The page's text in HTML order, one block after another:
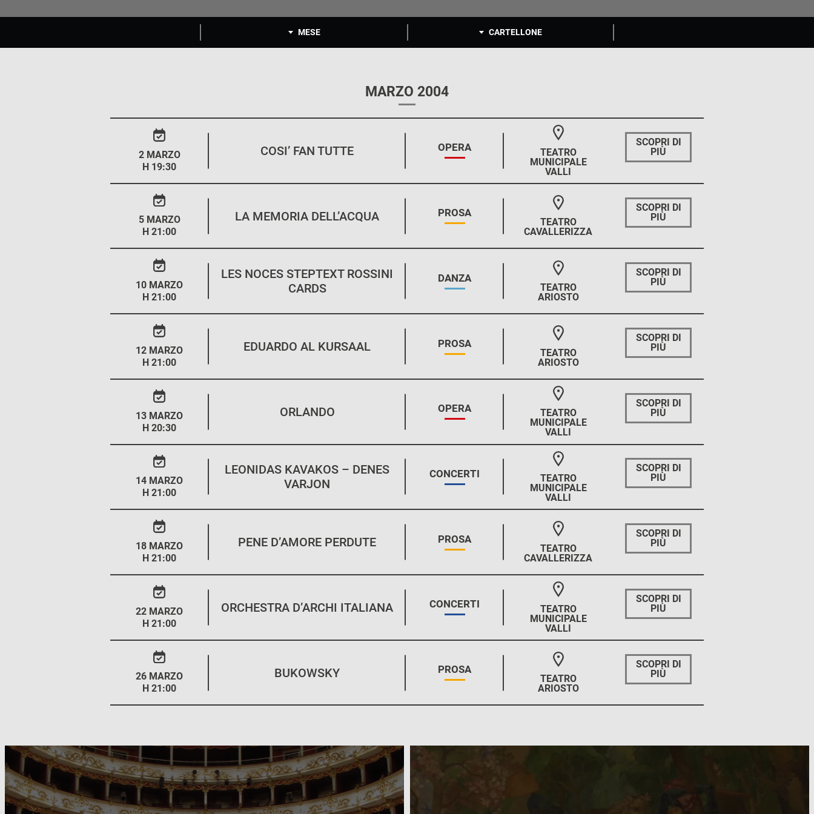
MESE CARTELLONE
MARZO 2004
2 MARZO
H 19:30
COSI’ FAN TUTTE STAGIONE:
OPERA
TEATRO
MUNICIPALE
VALLI
SCOPRI DI
PIÙ
5 MARZO
H 21:00
LA MEMORIA DELL’ACQUA STAGIONE:
PROSA
TEATRO
CAVALLERIZZA
SCOPRI DI
PIÙ
10 MARZO
H 21:00
LES NOCES STEPTEXT ROSSINI
CARDS
STAGIONE:
DANZA
TEATRO
ARIOSTO
SCOPRI DI
PIÙ
12 MARZO
H 21:00
EDUARDO AL KURSAAL STAGIONE:
PROSA
TEATRO
ARIOSTO
SCOPRI DI
PIÙ
13 MARZO
H 20:30
ORLANDO STAGIONE:
OPERA
TEATRO
MUNICIPALE
VALLI
SCOPRI DI
PIÙ
14 MARZO
H 21:00
LEONIDAS KAVAKOS – DENES
VARJON
STAGIONE:
CONCERTI
TEATRO
MUNICIPALE
VALLI
SCOPRI DI
PIÙ
18 MARZO
H 21:00
PENE D’AMORE PERDUTE STAGIONE:
PROSA
TEATRO
CAVALLERIZZA
SCOPRI DI
PIÙ
22 MARZO
H 21:00
ORCHESTRA D’ARCHI ITALIANA STAGIONE:
CONCERTI
TEATRO
MUNICIPALE
VALLI
SCOPRI DI
PIÙ
26 MARZO
H 21:00
BUKOWSKY STAGIONE:
PROSA
TEATRO
ARIOSTO
SCOPRI DI
PIÙ